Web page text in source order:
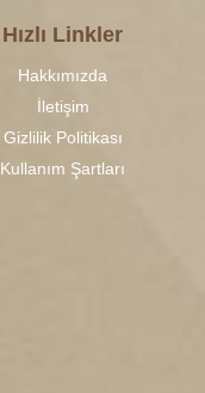
Hızlı Linkler
Hakkımızda
İletişim
Gizlilik Politikası
Kullanım Şartları